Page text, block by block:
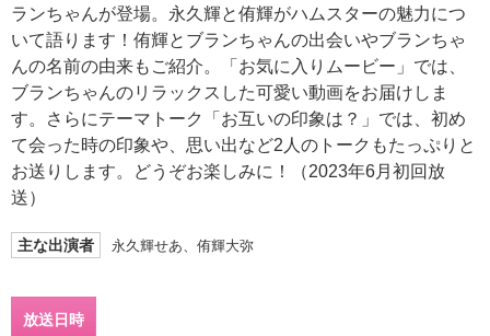
ランちゃんが登場。永久輝と侑輝がハムスターの魅力につ
いて語ります！侑輝とブランちゃんの出会いやブランちゃ
んの名前の由来もご紹介。「お気に入りムービー」では、
ブランちゃんのリラックスした可愛い動画をお届けしま
す。さらにテーマトーク「お互いの印象は？」では、初め
て会った時の印象や、思い出など2人のトークもたっぷりと
お送りします。どうぞお楽しみに！（2023年6月初回放
送）
主な出演者 永久輝せあ、侑輝大弥
放送日時